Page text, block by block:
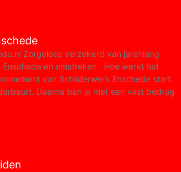
Zorgeloos verzekerd van jarenlang
Enschede en omstreken Hoe werkt het
van Schilderwerk Enschede start
Daarna ben je met een vast bedrag